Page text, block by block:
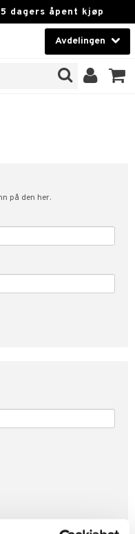
dagers åpent kjøp
Avdelingen
på den her.